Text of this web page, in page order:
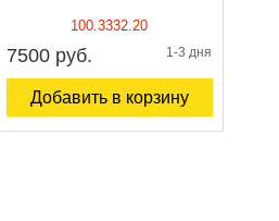
100.3332.20
7500 руб. 1-3 дня
Добавить в корзину